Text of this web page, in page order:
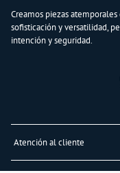
Creamos piezas
sofisticación y versatilidad,
intención y seguridad.
Atención al cliente